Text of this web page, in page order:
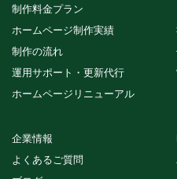
制作料金プラン
ホームページ制作実績
制作の流れ
運用サポート・更新代行
ホームページリニューアル
企業情報
よくあるご質問